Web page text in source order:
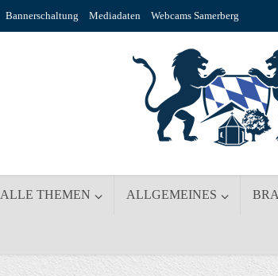
Bannerschaltung Mediadaten Webcams Samerberg
ALLE THEMEN ALLGEMEINES